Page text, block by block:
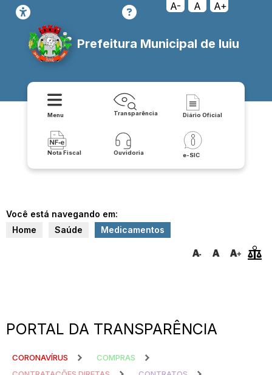
A- A A+
Prefeitura Municipal de Iuiu
Menu Transparência Diário Oficial
Nota Fiscal Ouvidoria e-SIC
Você está navegando em:
Home
Saúde Medicamentos
PORTAL DA TRANSPARÊNCIA
CORONAVÍRUS
COMPRAS